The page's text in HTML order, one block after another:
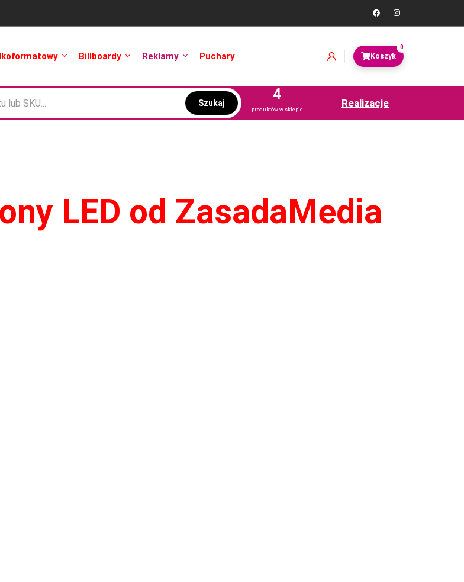
Billboardy Reklamy Puchary
0
Szukaj
produktów w sklepie
4 Realizacje
LED od ZasadaMedia